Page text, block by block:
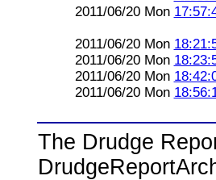
2011/06/20 Mon
2011/06/20 Mon
2011/06/20 Mon
2011/06/20 Mon
2011/06/20 Mon
The Drudge